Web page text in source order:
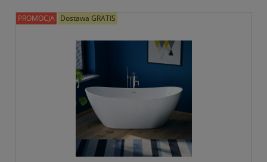
PROMOCJA Dostawa GRATIS